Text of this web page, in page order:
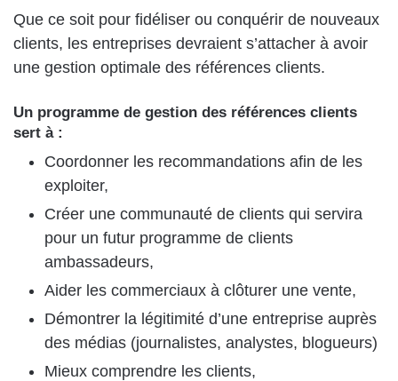
Que ce soit pour fidéliser ou conquérir de nouveaux
clients, les entreprises devraient s’attacher à avoir
une gestion optimale des références clients.
Un programme de gestion des références clients
sert à :
Coordonner les recommandations afin de les
exploiter,
Créer une communauté de clients qui servira
pour un futur programme de clients
ambassadeurs,
Aider les commerciaux à clôturer une vente,
Démontrer la légitimité d’une entreprise auprès
des médias (journalistes, analystes, blogueurs)
Mieux comprendre les clients,